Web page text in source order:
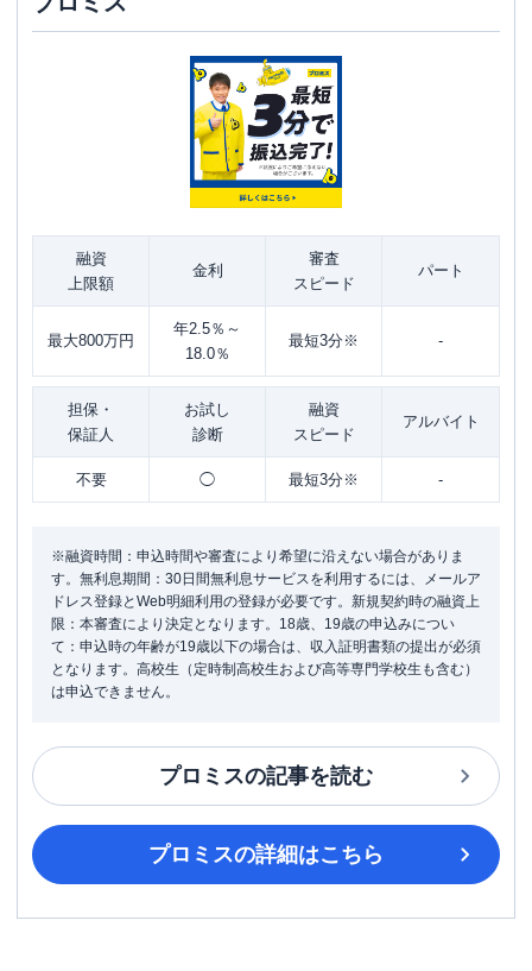
融資
上限額
金利
審査
スピード
パート
最大800万円
年2.5％～
18.0％
最短3分※ -
担保・
保証人
お試し
診断
融資
スピード
アルバイト
不要 ◯ 最短3分※ -
※融資時間：申込時間や審査により希望に沿えない場合がありま
す。無利息期間：30日間無利息サービスを利用するには、メールア
ドレス登録とWeb明細利用の登録が必要です。新規契約時の融資上
限：本審査により決定となります。18歳、19歳の申込みについ
て：申込時の年齢が19歳以下の場合は、収入証明書類の提出が必須
となります。高校生（定時制高校生および高等専門学校生も含む）
は申込できません。
プロミスの記事を読む
プロミスの詳細はこちら